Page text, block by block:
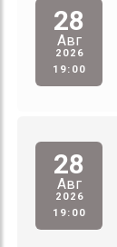
28
Авг
2026
19:00
28
Авг
2026
19:00